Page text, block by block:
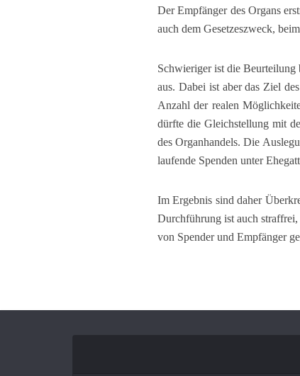
Der Empfänger des Organs
auch dem Gesetzeszweck,
Schwieriger ist die Beurteilung
aus. Dabei ist aber das Ziel
Anzahl der realen
dürfte die Gleichstellung mit
des Organhandels. Die
laufende Spenden unter
Im Ergebnis sind daher
Durchführung ist auch
von Spender und Empfänger